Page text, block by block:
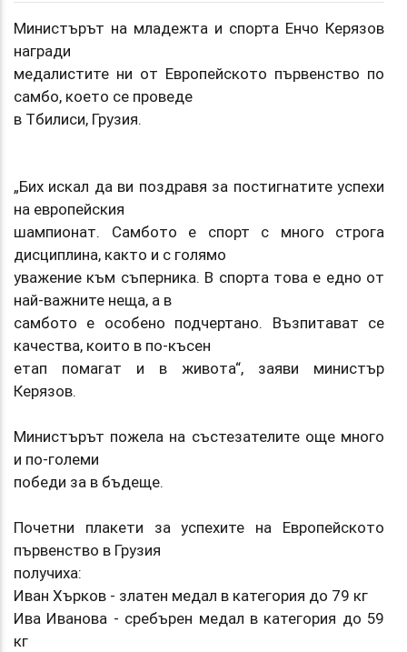
Министърът на младежта и спорта Енчо Керязов
награди
медалистите ни от Европейското първенство по
самбо, което се проведе
в Тбилиси, Грузия.
„Бих искал да ви поздравя за постигнатите успехи
на европейския
шампионат. Самбото е спорт с много строга
дисциплина, както и с голямо
уважение към съперника. В спорта това е едно от
най-важните неща, а в
самбото е особено подчертано. Възпитават се
качества, които в по-късен
етап помагат и в живота“, заяви министър
Керязов.
Министърът пожела на състезателите още много
и по-големи
победи за в бъдеще.
Почетни плакети за успехите на Европейското
първенство в Грузия
получиха:
Иван Хърков - златен медал в категория до 79 кг
Ива Иванова - сребърен медал в категория до 59
кг